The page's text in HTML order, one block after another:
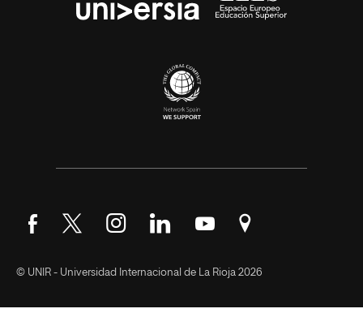
Síguenos en Facebook
Síguenos en Twitter
Síguenos en Instagram
Síguenos en LinkedIn
Síguenos en YouTube
Encuéntranos en
© UNIR - Universidad Internacional de La Rioja 2026